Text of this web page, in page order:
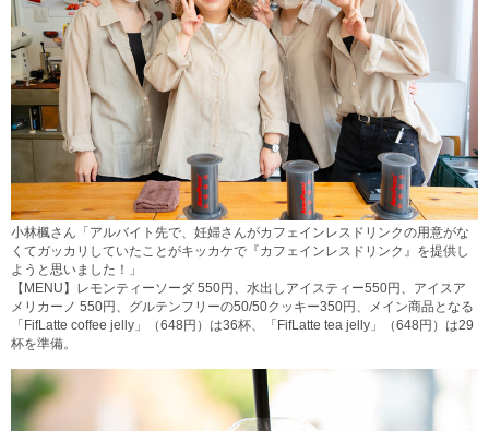
小林楓さん「アルバイト先で、妊婦さんがカフェインレスドリンクの用意がな
くてガッカリしていたことがキッカケで『カフェインレスドリンク』を提供し
ようと思いました！」
【MENU】レモンティーソーダ 550円、水出しアイスティー550円、アイスア
メリカーノ 550円、グルテンフリーの50/50クッキー350円、メイン商品となる
「FifLatte coffee jelly」（648円）は36杯、「FifLatte tea jelly」（648円）は29
杯を準備。